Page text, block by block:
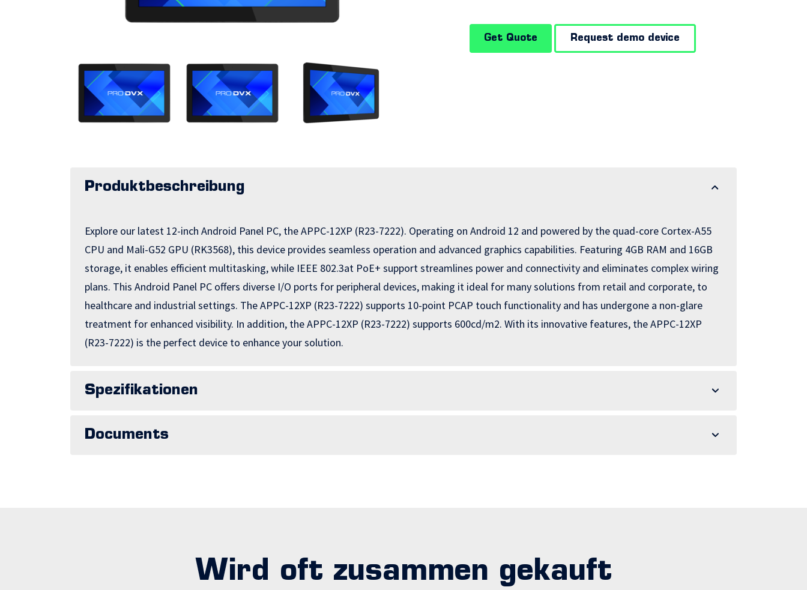
Get Quote Request demo device
Produktbeschreibung
Explore our latest 12-inch Android Panel PC, the APPC-12XP (R23-7222). Operating on Android 12 and powered by the quad-core Cortex-A55
CPU and Mali-G52 GPU (RK3568), this device provides seamless operation and advanced graphics capabilities. Featuring 4GB RAM and 16GB
storage, it enables efficient multitasking, while IEEE 802.3at PoE+ support streamlines power and connectivity and eliminates complex wiring
plans. This Android Panel PC offers diverse I/O ports for peripheral devices, making it ideal for many solutions from retail and corporate, to
healthcare and industrial settings. The APPC-12XP (R23-7222) supports 10-point PCAP touch functionality and has undergone a non-glare
treatment for enhanced visibility. In addition, the APPC-12XP (R23-7222) supports 600cd/m2. With its innovative features, the APPC-12XP
(R23-7222) is the perfect device to enhance your solution.
Spezifikationen
Documents
Wird oft zusammen gekauft